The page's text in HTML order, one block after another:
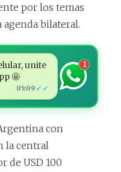
por los temas
bilateral.
unite
🤩
05:09 ✓✓
1
con
la central
de USD 100